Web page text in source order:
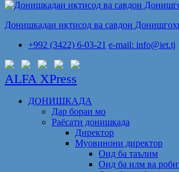
Донишкадаи иқтисод ва савдои
+992 (3422) 6-03-21 e-mail: info@iet.tj
ALFA XPress
ДОНИШКАДА
Дар бораи мо
Раёсати донишкада
Директор
Муовинони директор
Оид ба таълим
Оид ба илм ва